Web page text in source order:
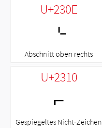
U+230E
⌎
Abschnitt oben rechts
U+2310
⌐
Gespiegeltes Nicht-Zeichen